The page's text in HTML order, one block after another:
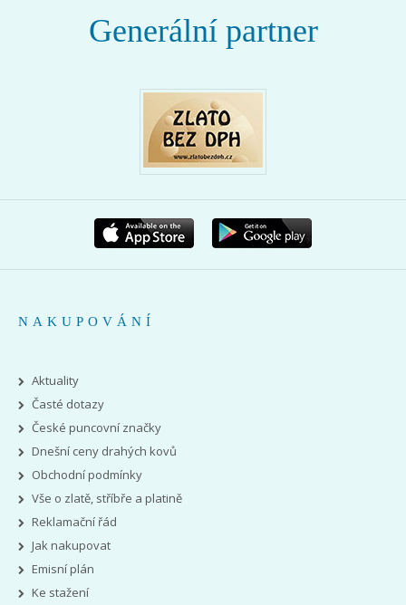
Generální partner
NAKUPOVÁNÍ
Aktuality
Časté dotazy
České puncovní značky
Dnešní ceny drahých kovů
Obchodní podmínky
Vše o zlatě, stříbře a platině
Reklamační řád
Jak nakupovat
Emisní plán
Ke stažení